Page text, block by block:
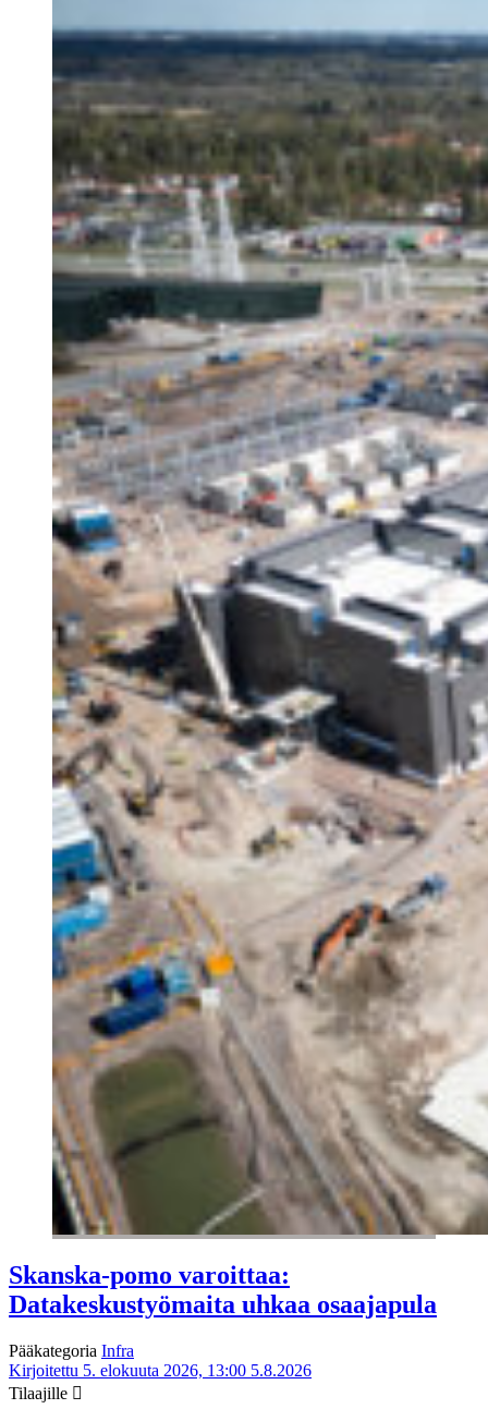
Skanska-pomo varoittaa:
Datakeskustyömaita uhkaa osaajapula
Pääkategoria Infra
Kirjoitettu 5. elokuuta 2026, 13:00 5.8.2026
Tilaajille